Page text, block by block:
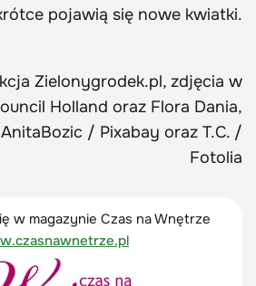
pojawią się nowe kwiatki.
Zielonygrodek.pl, zdjęcia w
Holland oraz Flora Dania,
/ Pixabay oraz T.C. /
Fotolia
w magazynie Czas na Wnętrze